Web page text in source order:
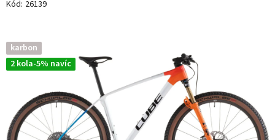
Kód: 26139
karbon
2 kola-5% navíc